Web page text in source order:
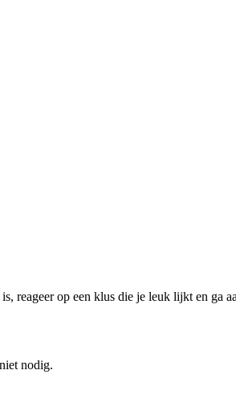
reageer op een klus die je leuk lijkt en ga
nodig.